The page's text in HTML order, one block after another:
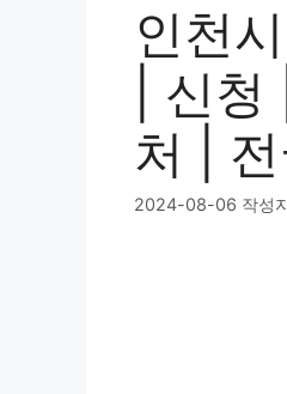
인천
| 신
처 |
2024-08-06 작성